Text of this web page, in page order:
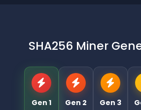
SHA256 Miner
Gen 1 Gen 2 Gen 3